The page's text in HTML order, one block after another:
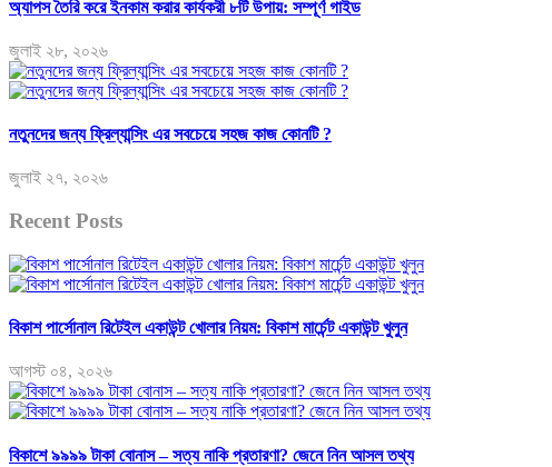
অ্যাপস তৈরি করে ইনকাম করার কার্যকরী ৮টি উপায়: সম্পূর্ণ গাইড
জুলাই ২৮, ২০২৬
নতুনদের জন্য ফ্রিল্যান্সিং এর সবচেয়ে সহজ কাজ কোনটি ?
জুলাই ২৭, ২০২৬
Recent Posts
বিকাশ পার্সোনাল রিটেইল একাউন্ট খোলার নিয়ম: বিকাশ মার্চেন্ট একাউন্ট খুলুন
আগস্ট ০৪, ২০২৬
বিকাশে ৯৯৯৯ টাকা বোনাস – সত্য নাকি প্রতারণা? জেনে নিন আসল তথ্য